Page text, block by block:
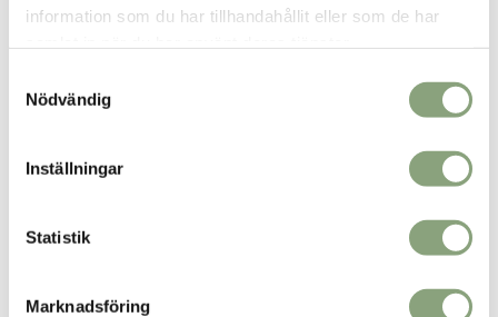
information som du har tillhandahållit eller som de har
Nödvändig
Inställningar
Statistik
Marknadsföring
Oversize jeansskjorta